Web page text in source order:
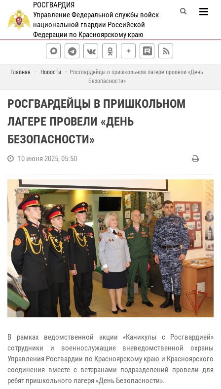
РОСГВАРДИЯ
Управление Федеральной службы войск
национальной гвардии Российской
Федерации по Красноярскому краю
Главная Новости
Росгвардейцы в пришкольном лагере провели «День
Безопасности»
РОСГВАРДЕЙЦЫ В ПРИШКОЛЬНОМ
ЛАГЕРЕ ПРОВЕЛИ «ДЕНЬ
БЕЗОПАСНОСТИ»
10 июня 2025, 05:50
В рамках ведомственной акции «Каникулы с Росгвардией»
сотрудники и военнослужащие вневедомственной охраны
Управления Росгвардии по Красноярскому краю и Красноярского
соединения вместе с ветеранами подразделений провели для
ребят пришкольного лагеря «День Безопасности».